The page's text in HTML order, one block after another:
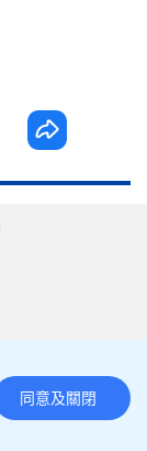
同意及關閉